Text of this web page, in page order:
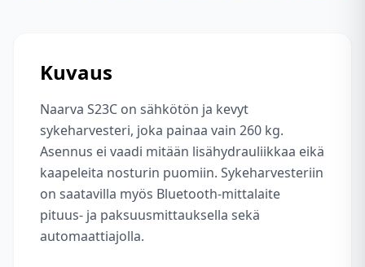
Kuvaus
Naarva S23C on sähkötön ja kevyt
sykeharvesteri, joka painaa vain 260 kg.
Asennus ei vaadi mitään lisähydrauliikkaa eikä
kaapeleita nosturin puomiin. Sykeharvesteriin
on saatavilla myös Bluetooth-mittalaite
pituus- ja paksuusmittauksella sekä
automaattiajolla.